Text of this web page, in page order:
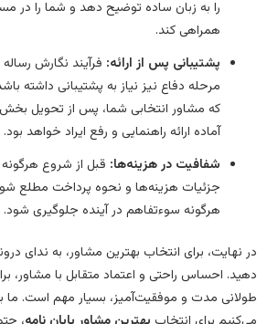
را به زبان ساده توضیح دهد و شما را در مسیر
همراهی کند.
پشتیبانی پس از ارائه: فرآیند نگارش رساله
مرحله دفاع نیز نیاز به پشتیبانی داشته باشد.
که مشاور انتخابی شما، پس از تحویل
آماده ارائه راهنمایی و رفع ایراد خواهد بود.
شفافیت در هزینه‌ها:قبل از شروع هرگونه
جزئیات هزینه‌ها و نحوه پرداخت مطلع شوید تا
هرگونه سوءتفاهم در آینده جلوگیری شود.
نهایت، برای انتخاب بهترین مشاور، به ندای درونی
احساس راحتی و اعتماد متقابل با مشاور، برای
مدت و موفقیت‌آمیز، بسیار مهم است. ما به